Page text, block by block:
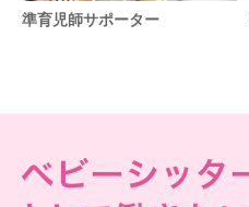
準育児師サポーター